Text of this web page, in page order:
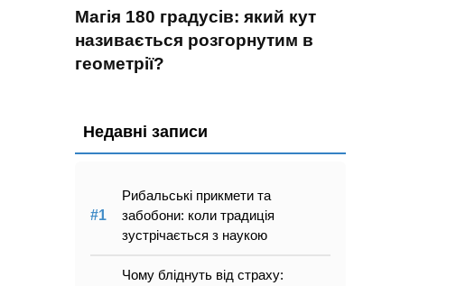
Магія 180 градусів: який кут
називається розгорнутим в
геометрії?
Недавні записи
Рибальські прикмети та
забобони: коли традиція
зустрічається з наукою
Чому бліднуть від страху: